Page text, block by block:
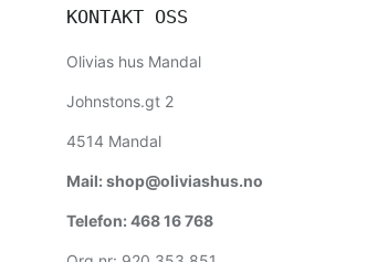
KONTAKT OSS
Olivias hus Mandal
Johnstons.gt 2
4514 Mandal
Mail: shop@oliviashus.no
Telefon: 468 16 768